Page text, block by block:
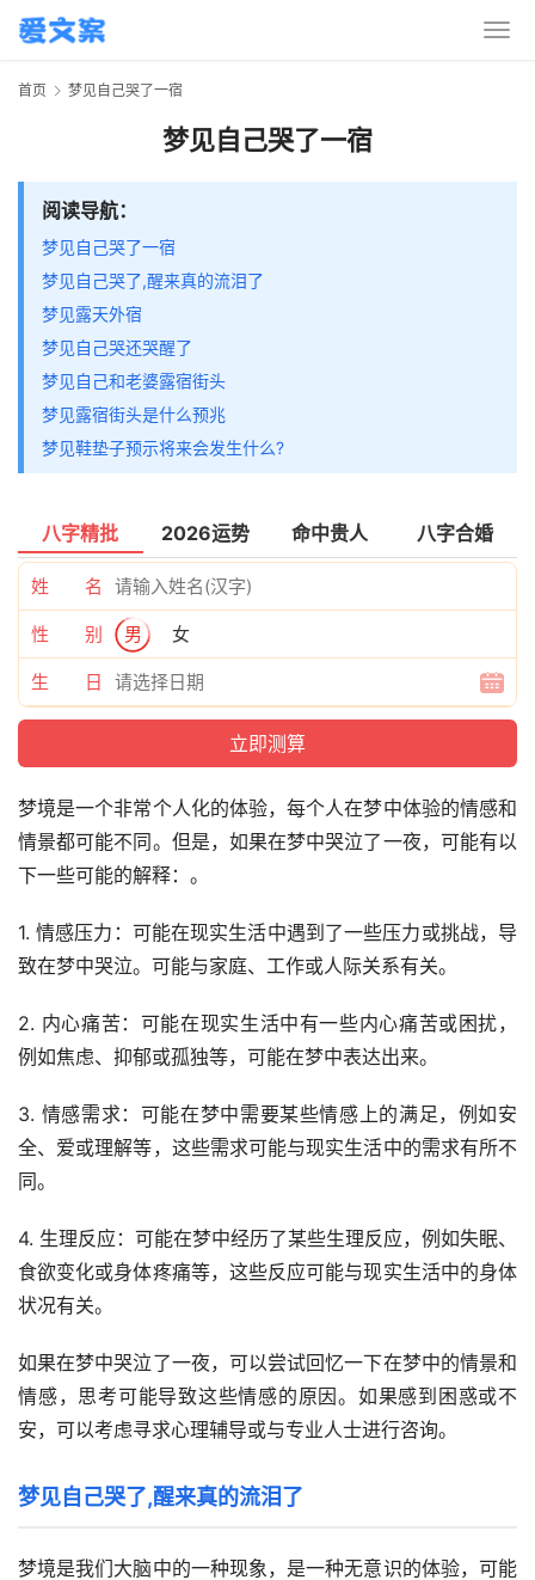
首页 梦见自己哭了一宿
梦见自己哭了一宿
阅读导航：
梦见自己哭了一宿
梦见自己哭了,醒来真的流泪了
梦见露天外宿
梦见自己哭还哭醒了
梦见自己和老婆露宿街头
梦见露宿街头是什么预兆
梦见鞋垫子预示将来会发生什么?
八字精批 2026运势 命中贵人 八字合婚
姓 名
性 别 男 女
生 日
梦境是一个非常个人化的体验，每个人在梦中体验的情感和
情景都可能不同。但是，如果在梦中哭泣了一夜，可能有以
下一些可能的解释：。
1. 情感压力：可能在现实生活中遇到了一些压力或挑战，导
致在梦中哭泣。可能与家庭、工作或人际关系有关。
2. 内心痛苦：可能在现实生活中有一些内心痛苦或困扰，
例如焦虑、抑郁或孤独等，可能在梦中表达出来。
3. 情感需求：可能在梦中需要某些情感上的满足，例如安
全、爱或理解等，这些需求可能与现实生活中的需求有所不
同。
4. 生理反应：可能在梦中经历了某些生理反应，例如失眠、
食欲变化或身体疼痛等，这些反应可能与现实生活中的身体
状况有关。
如果在梦中哭泣了一夜，可以尝试回忆一下在梦中的情景和
情感，思考可能导致这些情感的原因。如果感到困惑或不
安，可以考虑寻求心理辅导或与专业人士进行咨询。
梦见自己哭了,醒来真的流泪了
梦境是我们大脑中的一种现象，是一种无意识的体验，可能